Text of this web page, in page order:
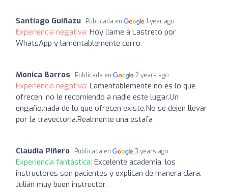
Santiago Guiñazu Publicada en 1 year ago
Experiencia negativa: Hoy llame a Lastreto por
WhatsApp y lamentablemente cerro.
Monica Barros Publicada en 2 years ago
Experiencia negativa: Lamentablemente no es lo que
ofrecen, no le recomiendo a nadie este lugar.Un
engaño,nada de lo que ofrecen existe.No se dejen llevar
por la trayectoria.Realmente una estafa
Claudia Piñero Publicada en 3 years ago
Experiencia fantástica: Excelente academia, los
instructores son pacientes y explican de manera clara.
Julián muy buen instructor.